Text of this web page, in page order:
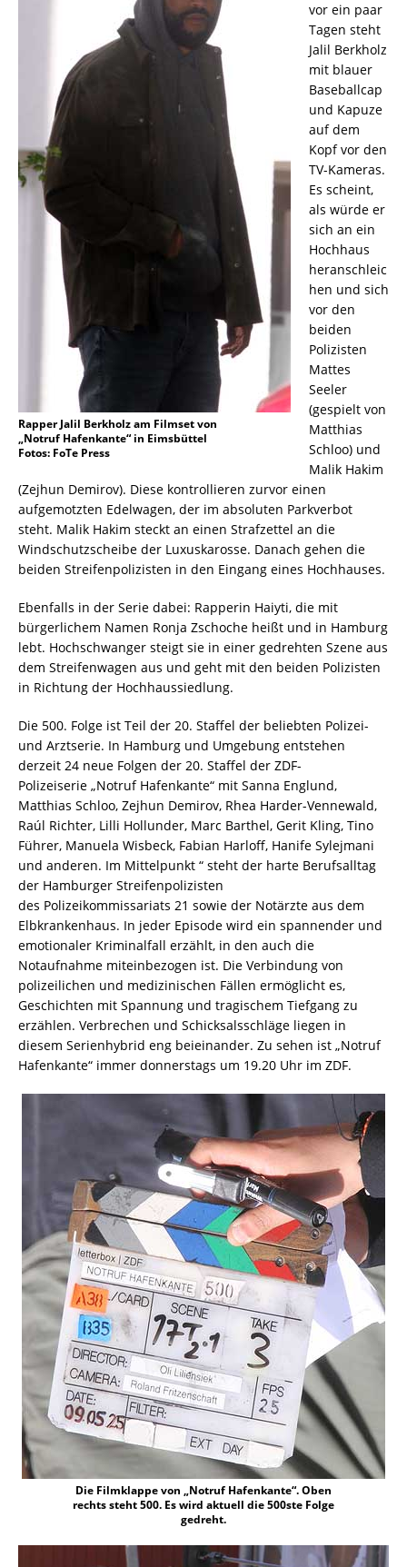
Rapper Jalil Berkholz am Filmset von
„Notruf Hafenkante“ in Eimsbüttel
Fotos: FoTe Press
vor ein paar
Tagen steht
Jalil Berkholz
mit blauer
Baseballcap
und Kapuze
auf dem
Kopf vor den
TV-Kameras.
Es scheint,
als würde er
sich an ein
Hochhaus
heranschleic
hen und sich
vor den
beiden
Polizisten
Mattes
Seeler
(gespielt von
Matthias
Schloo) und
Malik Hakim
(Zejhun Demirov). Diese kontrollieren zurvor einen
aufgemotzten Edelwagen, der im absoluten Parkverbot
steht. Malik Hakim steckt an einen Strafzettel an die
Windschutzscheibe der Luxuskarosse. Danach gehen die
beiden Streifenpolizisten in den Eingang eines Hochhauses.
Ebenfalls in der Serie dabei: Rapperin Haiyti, die mit
bürgerlichem Namen Ronja Zschoche heißt und in Hamburg
lebt. Hochschwanger steigt sie in einer gedrehten Szene aus
dem Streifenwagen aus und geht mit den beiden Polizisten
in Richtung der Hochhaussiedlung.
Die 500. Folge ist Teil der 20. Staffel der beliebten Polizei-
und Arztserie. In Hamburg und Umgebung entstehen
derzeit 24 neue Folgen der 20. Staffel der ZDF-
Polizeiserie „Notruf Hafenkante“ mit Sanna Englund,
Matthias Schloo, Zejhun Demirov, Rhea Harder-Vennewald,
Raúl Richter, Lilli Hollunder, Marc Barthel, Gerit Kling, Tino
Führer, Manuela Wisbeck, Fabian Harloff, Hanife Sylejmani
und anderen. Im Mittelpunkt “ steht der harte Berufsalltag
der Hamburger Streifenpolizisten
des Polizeikommissariats 21 sowie der Notärzte aus dem
Elbkrankenhaus. In jeder Episode wird ein spannender und
emotionaler Kriminalfall erzählt, in den auch die
Notaufnahme miteinbezogen ist. Die Verbindung von
polizeilichen und medizinischen Fällen ermöglicht es,
Geschichten mit Spannung und tragischem Tiefgang zu
erzählen. Verbrechen und Schicksalsschläge liegen in
diesem Serienhybrid eng beieinander. Zu sehen ist „Notruf
Hafenkante“ immer donnerstags um 19.20 Uhr im ZDF.
Die Filmklappe von „Notruf Hafenkante“. Oben
rechts steht 500. Es wird aktuell die 500ste Folge
gedreht.